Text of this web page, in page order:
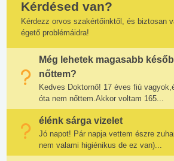
Kérdésed van?
Kérdezz orvos szakértőinktől, és biztosan
égető problémáidra!
Még lehetek magasabb
nőttem?
Kedves Doktornő! 17 éves fiú
óta nem nőttem.Akkor voltam 165...
élénk sárga vizelet
Jó napot! Pár napja vettem észre
nem valami higiénikus de ez van)...